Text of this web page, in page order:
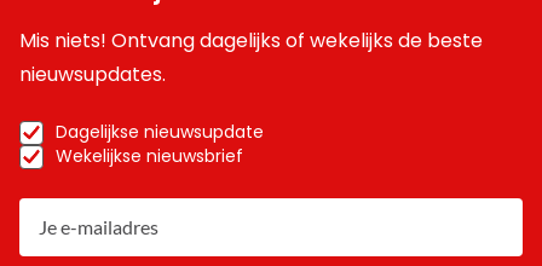
Mis niets! Ontvang dagelijks of wekelijks de beste
nieuwsupdates.
Dagelijkse nieuwsupdate
Wekelijkse nieuwsbrief